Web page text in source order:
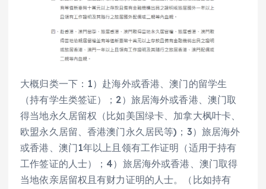
大概归类一下：1）赴海外或香港、澳门的留学生
（持有学生类签证）；2）旅居海外或香港、澳门取
得当地永久居留权（比如美国绿卡、加拿大枫叶卡、
欧盟永久居留、香港澳门永久居民等)；3）旅居海外
或香港、澳门1年以上且领有工作证明（适用于持有
工作签证的人士）；4）旅居海外或香港、澳门取得
当地依亲居留权且有财力证明的人士。（比如持有